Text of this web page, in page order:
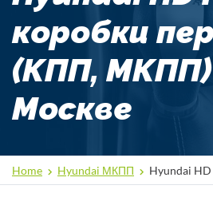
коробки
(КПП, МКПП)
Москве
Home Hyundai МКПП Hyundai HD